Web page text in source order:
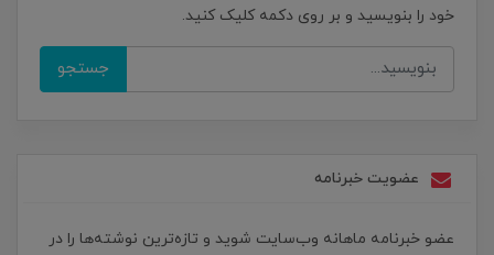
خود را بنویسید و بر روی دکمه کلیک کنید.
جستجو
عضویت خبرنامه
عضو خبرنامه ماهانه وب‌سایت شوید و تازه‌ترین نوشته‌ها را در